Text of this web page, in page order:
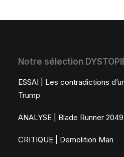
Notre sélection
ESSAI | Les contradictions
Trump
ANALYSE | Blade Runner 2049
CRITIQUE | Demolition Man